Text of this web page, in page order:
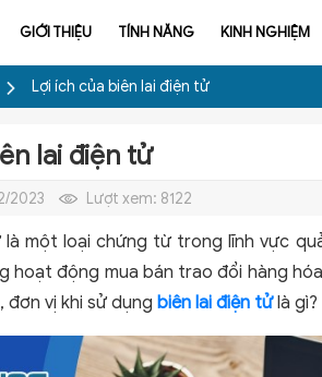
GIỚI THIỆU TÍNH NĂNG KINH NGHIỆM
Lợi ích của biên lai điện tử
lai điện tử
2023 Lượt xem: 8122
là một loại chứng từ trong lĩnh vực
hoạt động mua bán trao đổi hàng
đơn vị khi sử dụng biên lai điện tửlà gì?